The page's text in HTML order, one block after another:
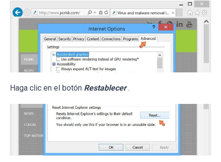
Haga clic en el botón Restablecer .